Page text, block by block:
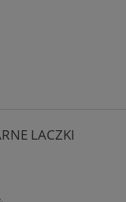
LACZKI